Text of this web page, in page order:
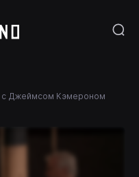
с Джеймсом Кэмероном